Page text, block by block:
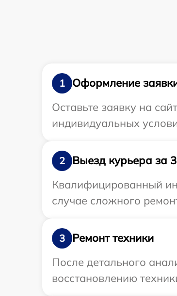
1
Оформление
Оставьте заявку на
индивидуальных
2
Выезд курьера за
Квалифицированный
случае сложного
3
Ремонт техники
После детального
восстановлению